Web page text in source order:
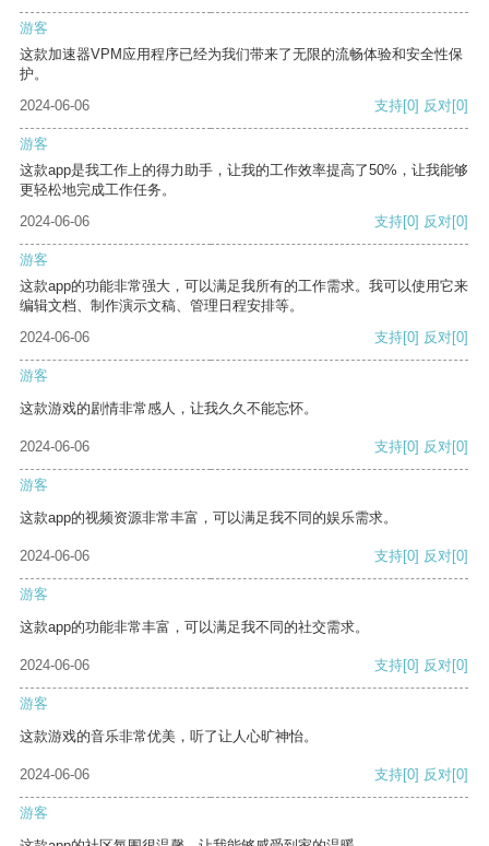
游客
这款加速器VPM应用程序已经为我们带来了无限的流畅体验和安全性保
护。
2024-06-06
支持[0] 反对[0]
游客
这款app是我工作上的得力助手，让我的工作效率提高了50%，让我能够
更轻松地完成工作任务。
2024-06-06
支持[0] 反对[0]
游客
这款app的功能非常强大，可以满足我所有的工作需求。我可以使用它来
编辑文档、制作演示文稿、管理日程安排等。
2024-06-06
支持[0] 反对[0]
游客
这款游戏的剧情非常感人，让我久久不能忘怀。
2024-06-06 支持[0] 反对[0]
游客
这款app的视频资源非常丰富，可以满足我不同的娱乐需求。
2024-06-06 支持[0] 反对[0]
游客
这款app的功能非常丰富，可以满足我不同的社交需求。
2024-06-06 支持[0] 反对[0]
游客
这款游戏的音乐非常优美，听了让人心旷神怡。
2024-06-06 支持[0] 反对[0]
游客